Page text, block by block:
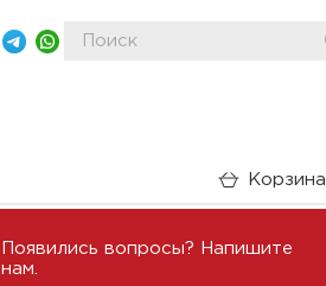
Корзина
Появились вопросы? Напишите
нам.